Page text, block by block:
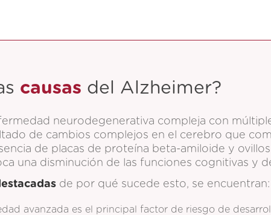
causas del Alzheimer?
neurodegenerativa compleja con
de cambios complejos en el cerebro que
de placas de proteína beta-amiloide y
una disminución de las funciones cognitivas y
de por qué sucede esto, se encuentran:
avanzada es el principal factor de riesgo de